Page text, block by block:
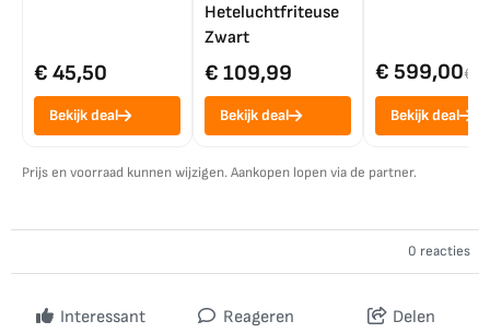
€ 45,50
Bekijk deal
Heteluchtfriteuse
Zwart
€ 109,99
Bekijk deal
€ 599,00€
Bekijk deal
Prijs en voorraad kunnen wijzigen. Aankopen lopen via de partner.
0 reacties
Interessant Reageren Delen